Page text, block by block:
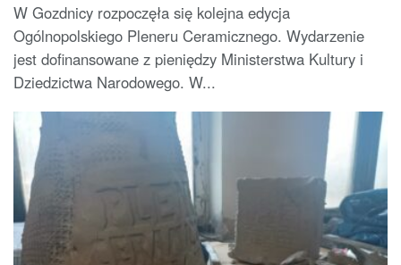
W Gozdnicy rozpoczęła się kolejna edycja
Ogólnopolskiego Pleneru Ceramicznego. Wydarzenie
jest dofinansowane z pieniędzy Ministerstwa Kultury i
Dziedzictwa Narodowego. W...